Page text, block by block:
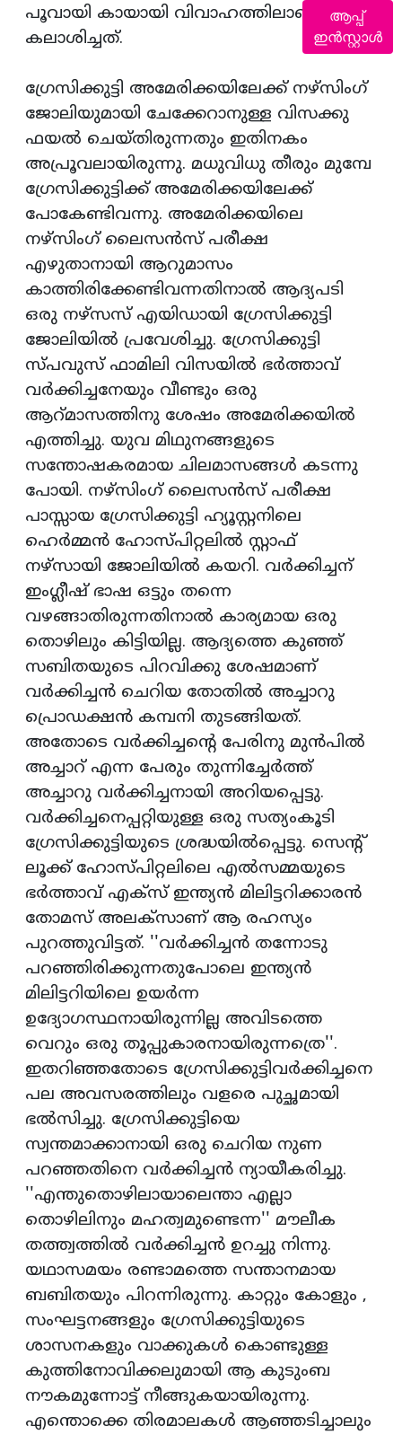
പൂവായി കായായി വിവാഹത്തിലാണ്
കലാശിച്ചത്.
ഗ്രേസിക്കുട്ടി അമേരിക്കയിലേക്ക് നഴ്‌സിംഗ്
ജോലിയുമായി ചേക്കേറാനുള്ള വിസക്കു
ഫയല്‍ ചെയ്തിരുന്നതും ഇതിനകം
അപ്രൂവലായിരുന്നു. മധുവിധു തീരും മുമ്പേ
ഗ്രേസിക്കുട്ടിക്ക് അമേരിക്കയിലേക്ക്
പോകേണ്ടിവന്നു. അമേരിക്കയിലെ
നഴ്‌സിംഗ് ലൈസന്‍സ് പരീക്ഷ
എഴുതാനായി ആറുമാസം
കാത്തിരിക്കേണ്ടിവന്നതിനാല്‍ ആദ്യപടി
ഒരു നഴ്‌സസ് എയിഡായി ഗ്രേസിക്കുട്ടി
ജോലിയില്‍ പ്രവേശിച്ചു. ഗ്രേസിക്കുട്ടി
സ്പവുസ് ഫാമിലി വിസയില്‍ ഭര്‍ത്താവ്
വര്‍ക്കിച്ചനേയും വീണ്ടും ഒരു
ആറ്മാസത്തിനു ശേഷം അമേരിക്കയില്‍
എത്തിച്ചു. യുവ മിഥുനങ്ങളുടെ
സന്തോഷകരമായ ചിലമാസങ്ങള്‍ കടന്നു
പോയി. നഴ്‌സിംഗ് ലൈസന്‍സ് പരീക്ഷ
പാസ്സായ ഗ്രേസിക്കുട്ടി ഹ്യൂസ്റ്റനിലെ
ഹെര്‍മ്മന്‍ ഹോസ്പിറ്റലില്‍ സ്റ്റാഫ്
നഴ്‌സായി ജോലിയില്‍ കയറി. വര്‍ക്കിച്ചന്
ഇംഗ്ലീഷ് ഭാഷ ഒട്ടും തന്നെ
വഴങ്ങാതിരുന്നതിനാല്‍ കാര്യമായ ഒരു
തൊഴിലും കിട്ടിയില്ല. ആദ്യത്തെ കുഞ്ഞ്
സബിതയുടെ പിറവിക്കു ശേഷമാണ്
വര്‍ക്കിച്ചന്‍ ചെറിയ തോതില്‍ അച്ചാറു
പ്രൊഡക്ഷന്‍ കമ്പനി തുടങ്ങിയത്.
അതോടെ വര്‍ക്കിച്ചന്റെ പേരിനു മുന്‍പില്‍
അച്ചാറ് എന്ന പേരും തുന്നിച്ചേര്‍ത്ത്
അച്ചാറു വര്‍ക്കിച്ചനായി അറിയപ്പെട്ടു.
വര്‍ക്കിച്ചനെപ്പറ്റിയുള്ള ഒരു സത്യംകൂടി
ഗ്രേസിക്കുട്ടിയുടെ ശ്രദ്ധയില്‍പ്പെട്ടു. സെന്റ്
ലൂക്ക് ഹോസ്പിറ്റലിലെ എല്‍സമ്മയുടെ
ഭര്‍ത്താവ് എക്‌സ് ഇന്ത്യന്‍ മിലിട്ടറിക്കാരന്‍
തോമസ് അലക്‌സാണ് ആ രഹസ്യം
പുറത്തുവിട്ടത്. ''വര്‍ക്കിച്ചന്‍ തന്നോടു
പറഞ്ഞിരിക്കുന്നതുപോലെ ഇന്ത്യന്‍
മിലിട്ടറിയിലെ ഉയര്‍ന്ന
ഉദ്യോഗസ്ഥനായിരുന്നില്ല അവിടത്തെ
വെറും ഒരു തൂപ്പുകാരനായിരുന്നത്രെ''.
ഇതറിഞ്ഞതോടെ ഗ്രേസിക്കുട്ടിവര്‍ക്കിച്ചനെ
പല അവസരത്തിലും വളരെ പുച്ഛമായി
ഭല്‍സിച്ചു. ഗ്രേസിക്കുട്ടിയെ
സ്വന്തമാക്കാനായി ഒരു ചെറിയ നുണ
പറഞ്ഞതിനെ വര്‍ക്കിച്ചന്‍ ന്യായീകരിച്ചു.
''എന്തുതൊഴിലായാലെന്താ എല്ലാ
തൊഴിലിനും മഹത്വമുണ്ടെന്ന'' മൗലീക
തത്ത്വത്തില്‍ വര്‍ക്കിച്ചന്‍ ഉറച്ചു നിന്നു.
യഥാസമയം രണ്ടാമത്തെ സന്താനമായ
ബബിതയും പിറന്നിരുന്നു. കാറ്റും കോളും ,
സംഘട്ടനങ്ങളും ഗ്രേസിക്കുട്ടിയുടെ
ശാസനകളും വാക്കുകള്‍ കൊണ്ടുള്ള
കുത്തിനോവിക്കലുമായി ആ കുടുംബ
നൗകമുന്നോട്ട് നീങ്ങുകയായിരുന്നു.
എന്തൊക്കെ തിരമാലകള്‍ ആഞ്ഞടിച്ചാലും
ആപ്പ്
ഇൻസ്റ്റാൾ